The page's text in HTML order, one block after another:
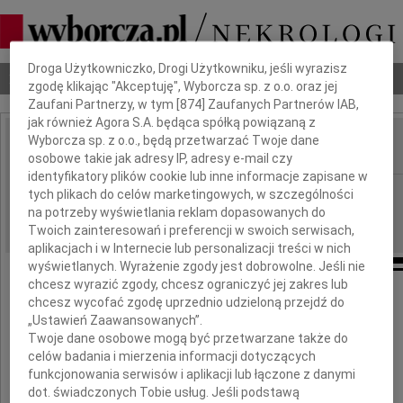
Nekrologi Odeszli Poradnik pogrzebowy
IMIĘ I NAZWISKO:
REGION: Białystok
DATA EMISJI: 26.05.2017
Wyrazy głębokiego współczucia
Koleżance z pracy
Hannie Czajkowskiej
Dbamy o Twoją prywatność
Droga Użytkowniczko, Drogi Użytkowniku, jeśli wyrazisz
zgodę klikając "Akceptuję", Wyborcza sp. z o.o. oraz jej
Zaufani Partnerzy, w tym [874 ] Zaufanych Partnerów IAB,
jak również Agora S.A. będąca spółką powiązaną z
Wyborcza sp. z o.o., będą przetwarzać Twoje dane
osobowe takie jak adresy IP, adresy e-mail czy
identyfikatory plików cookie lub inne informacje zapisane w
tych plikach do celów marketingowych, w szczególności
na potrzeby wyświetlania reklam dopasowanych do
Twoich zainteresowań i preferencji w swoich serwisach,
aplikacjach i w Internecie lub personalizacji treści w nich
wyświetlanych. Wyrażenie zgody jest dobrowolne. Jeśli nie
chcesz wyrazić zgody, chcesz ograniczyć jej zakres lub
chcesz wycofać zgodę uprzednio udzieloną przejdź do
„Ustawień Zaawansowanych”.
Twoje dane osobowe mogą być przetwarzane także do
celów badania i mierzenia informacji dotyczących
funkcjonowania serwisów i aplikacji lub łączone z danymi
dot. świadczonych Tobie usług. Jeśli podstawą